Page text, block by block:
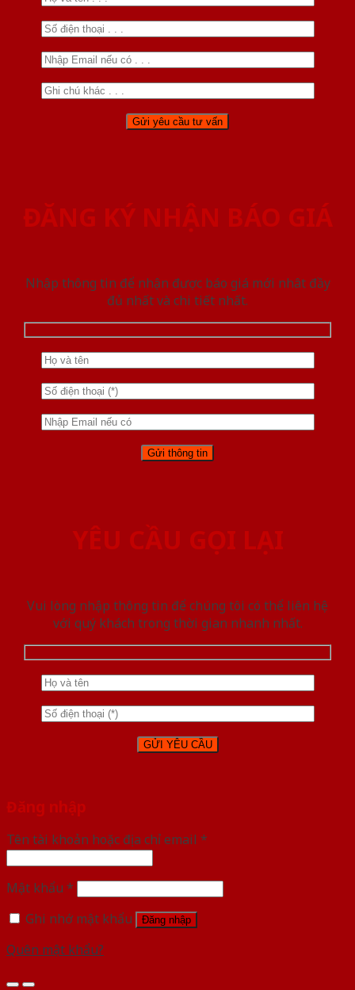
ĐĂNG KÝ NHẬN BÁO GIÁ
Nhập thông tin để nhận được báo giá mới nhât đầy
đủ nhất và chi tiết nhất.
YÊU CẦU GỌI LẠI
Vui lòng nhập thông tin để chúng tôi có thể liên hệ
với quý khách trong thời gian nhanh nhất.
Đăng nhập
Tên tài khoản hoặc địa chỉ email *
Mật khẩu *
Ghi nhớ mật khẩu
Đăng nhập
Quên mật khẩu?